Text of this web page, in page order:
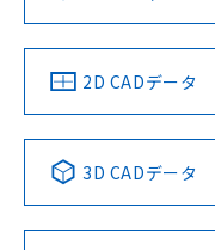
ソフトウェアの使用条件
中国 RoHS 注意事
Pb Hg
LR型式承認
（イギリス
船舶規格）
（
No No
こ
その他の認証
2D CADデータ
3D CADデータ